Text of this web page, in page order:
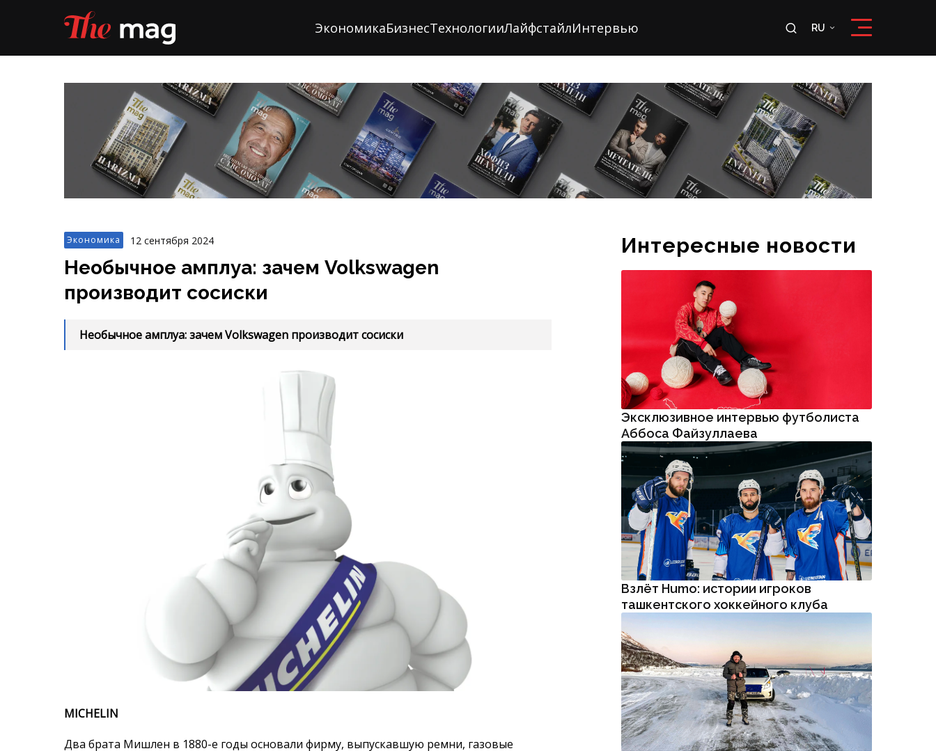
ЭкономикаБизнесТехнологииЛайфстайлИнтервью RU
Экономика 12 сентября 2024
Необычное амплуа: зачем Volkswagen
производит сосиски
Два брата Мишлен в 1880-е годы основали фирму, выпускавшую ремни, газовые
трубы, клапаны, соединительные элементы, шланги для орошения и пожарных насосов.
В общем, разные изделия из резины.
Интересные новости
Эксклюзивное интервью футболиста
Аббоса Файзуллаева
Взлёт Humo: истории игроков
ташкентского хоккейного клуба
В одиночку на «Спарке»: как
узбекистанец устроил автотур по
Европе